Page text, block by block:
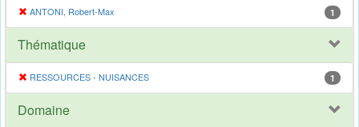
ANTONI, Robert-Max 1
Thématique
RESSOURCES - NUISANCES 1
Domaine